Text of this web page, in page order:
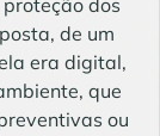
de um
era digital,
que
ou